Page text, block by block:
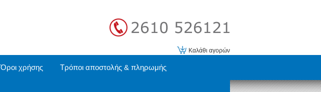
Καλάθι αγορών
Όροι χρήσης Τρόποι αποστολής & πληρωμής